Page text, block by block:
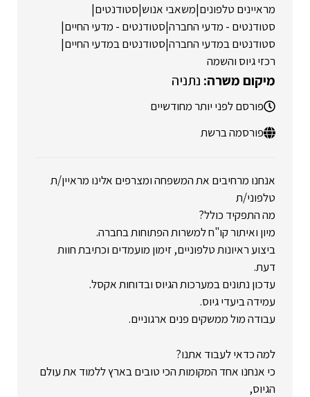
מראיינים טלפונים|משאבי אנוש|סטודנטים|
סטודנטים - מדעי החברה|סטודנטים - מדעי החיים|
סטודנטים במדעי החברה|סטודנטים במדעי החיים|
רכזי גיוס והשמה
נתניה
פורסם לפני יותר מחודשיים
פורסמה ברשת
אנחנו מרחיבים את המשפחה ומצרפים אלינו מראיין/ת
טלפוני/ת
מה התפקיד כולל?
מיון ואיתור קו"ח למשרות הפתוחות בחברה.
ביצוע ראיונות טלפוניים, זימון מועמדים וכתיבת חוות
דעת.
עדכון נתונים במערכות הגיוס ובדוחות אקסל.
עמידה ביעדי גיוס.
עבודה מול ממשקים פנים ארגוניים.
למה כדאי לעבוד אתנו?
כי אנחנו אחד המקומות הכי טובים בארץ ללמוד את עולם
הגיוס,